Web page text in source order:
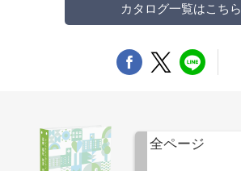
お気に入り
商品を探す トップ
カタログ一覧
カタログ一覧はこちら
全ページ